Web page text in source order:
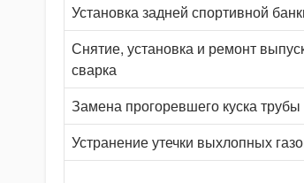
Установка задней спортивной
Снятие, установка и ремонт
сварка
Замена прогоревшего куска трубы
Устранение утечки выхлопных